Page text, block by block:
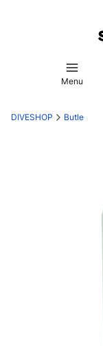
Menu
DIVESHOP Butle